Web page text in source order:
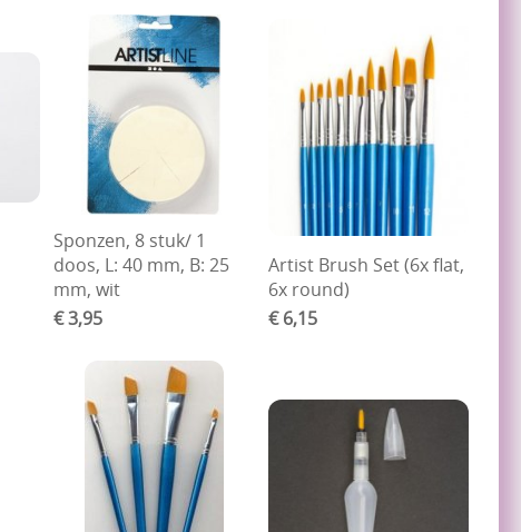
Sponzen, 8 stuk/ 1
doos, L: 40 mm, B: 25
mm, wit
€ 3,95
Artist Brush Set (6x flat,
6x round)
€ 6,15